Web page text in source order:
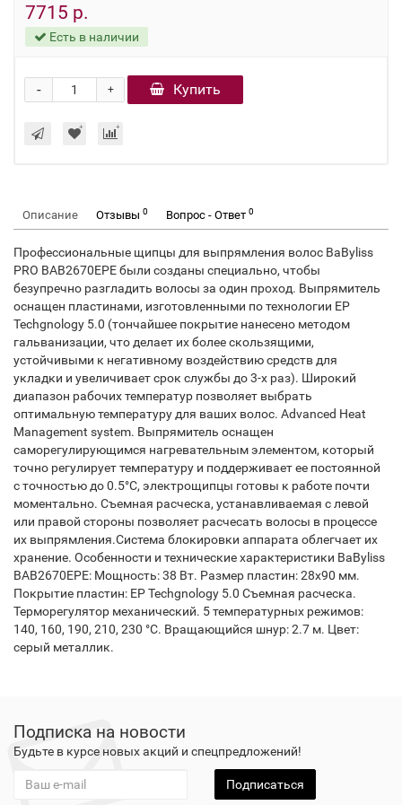
7715 р.
Есть в наличии
+
- Купить
Описание Отзывы 0 Вопрос - Ответ 0
Профессиональные щипцы для выпрямления волос BaByliss
PRO BAB2670EPE были созданы специально, чтобы
безупречно разгладить волосы за один проход. Выпрямитель
оснащен пластинами, изготовленными по технологии EP
Techgnology 5.0 (тончайшее покрытие нанесено методом
гальванизации, что делает их более скользящими,
устойчивыми к негативному воздействию средств для
укладки и увеличивает срок службы до 3-х раз). Широкий
диапазон рабочих температур позволяет выбрать
оптимальную температуру для ваших волос. Advanced Heat
Management system. Выпрямитель оснащен
саморегулирующимся нагревательным элементом, который
точно регулирует температуру и поддерживает ее постоянной
с точностью до 0.5°С, электрощипцы готовы к работе почти
моментально. Съемная расческа, устанавливаемая с левой
или правой стороны позволяет расчесать волосы в процессе
их выпрямления.Система блокировки аппарата облегчает их
хранение. Особенности и технические характеристики BaByliss
BAB2670EPE: Мощность: 38 Вт. Размер пластин: 28х90 мм.
Покрытие пластин: EP Techgnology 5.0 Съемная расческа.
Терморегулятор механический. 5 температурных режимов:
140, 160, 190, 210, 230 °С. Вращающийся шнур: 2.7 м. Цвет:
серый металлик.
Подписка на новости
Будьте в курсе новых акций и спецпредложений!
Подписаться